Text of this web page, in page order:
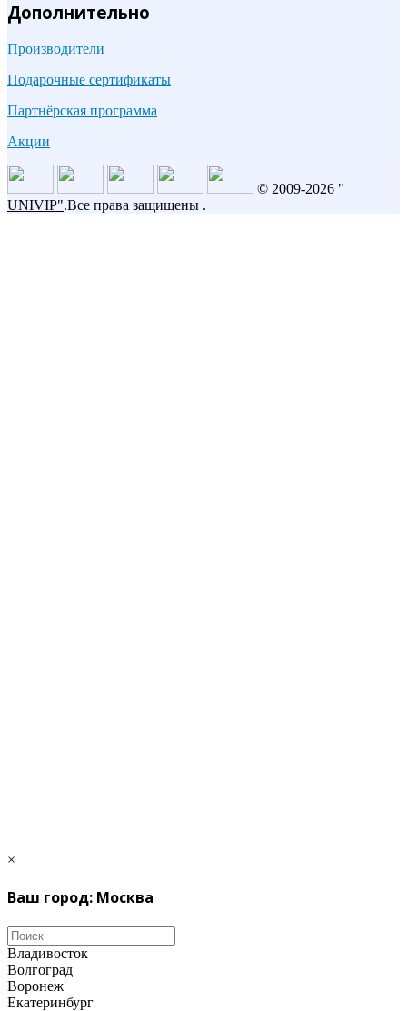
Дополнительно
Производители
Подарочные сертификаты
Партнёрская программа
Акции
© 2009-2026 "
UNIVIP".Все права защищены .
×
Ваш город: Москва
Владивосток
Волгоград
Воронеж
Екатеринбург